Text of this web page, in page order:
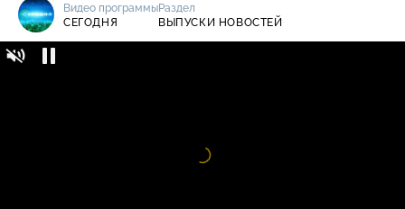
Видео программы
СЕГОДНЯ
Раздел
ВЫПУСКИ НОВОСТЕЙ
Видео
проигрыватель